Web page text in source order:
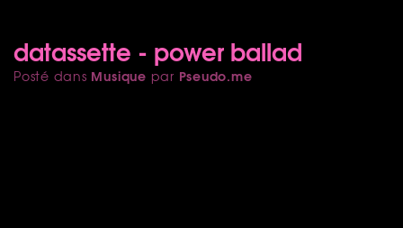
datassette - power ballad
Posté dans Musique par Pseudo.me